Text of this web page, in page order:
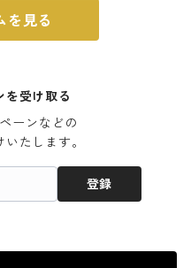
を見る
を受け取る
ーンなどの
たします。
登録